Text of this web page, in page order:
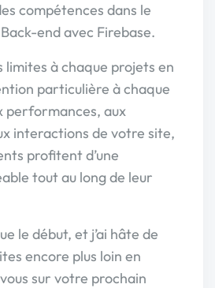
compétences dans le
end avec Firebase.
limites à chaque projets en
particulière à chaque
performances, aux
interactions de votre site,
profitent d’une
tout au long de leur
le début, et j’ai hâte de
encore plus loin en
sur votre prochain